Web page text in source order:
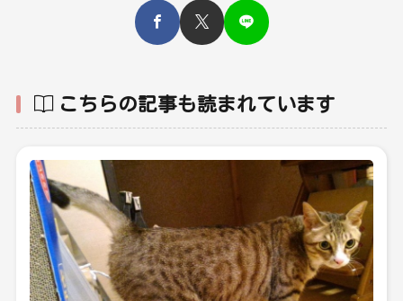
こちらの記事も読まれています